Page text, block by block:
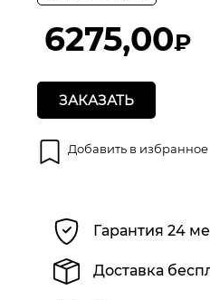
из
6275,00₽
ЗАКАЗАТЬ
Добавить в избранное
Гарантия 24
Доставка